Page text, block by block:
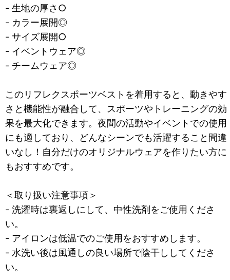
- 生地の厚さ○
- カラー展開◎
- サイズ展開○
- イベントウェア◎
- チームウェア◎
このリフレクスポーツベストを着用すると、動きやす
さと機能性が融合して、スポーツやトレーニングの効
果を最大化できます。夜間の活動やイベントでの使用
にも適しており、どんなシーンでも活躍すること間違
いなし！自分だけのオリジナルウェアを作りたい方に
もおすすめです。
＜取り扱い注意事項＞
- 洗濯時は裏返しにして、中性洗剤をご使用くださ
い。
- アイロンは低温でのご使用をおすすめします。
- 水洗い後は風通しの良い場所で陰干ししてくださ
い。